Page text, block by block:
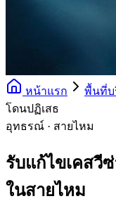
หน้าแรก พื้นที่บ
โดนปฏิเสธ
อุทธรณ์ · สายไหม
รับแก้ไขเคสวี
ในสายไหม